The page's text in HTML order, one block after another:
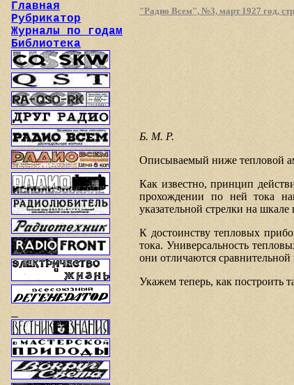
Главная
Рубрикатор
Журналы по годам
Библиотека
"Радио Всем", №3, март 1927 год,
Б. М. Р.
Описываемый ниже тепловой
Как известно, принцип
прохождении по ней тока
указательной стрелки на шкале
К достоинству тепловых
тока. Универсальность
они отличаются
Укажем теперь, как построить